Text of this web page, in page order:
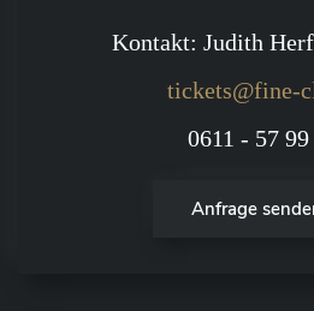
Kontakt: Judith
tickets@fine-
0611 - 57
Anfrage